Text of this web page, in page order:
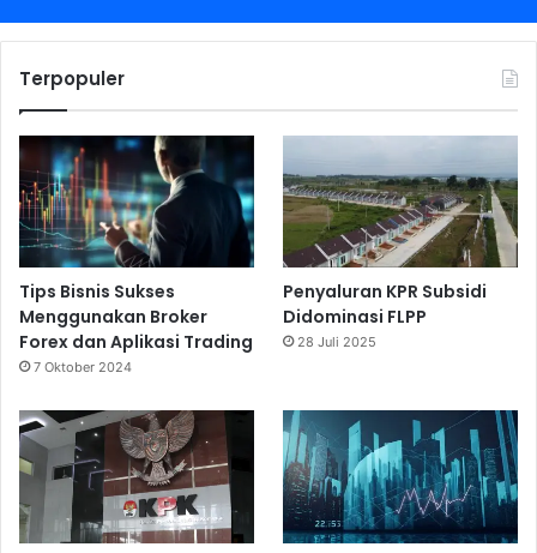
Terpopuler
Tips Bisnis Sukses
Menggunakan Broker
Forex dan Aplikasi Trading
7 Oktober 2024
Penyaluran KPR Subsidi
Didominasi FLPP
28 Juli 2025